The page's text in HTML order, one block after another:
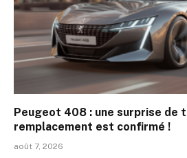
Peugeot 408 : une surprise de
remplacement est confirmé !
août 7, 2026